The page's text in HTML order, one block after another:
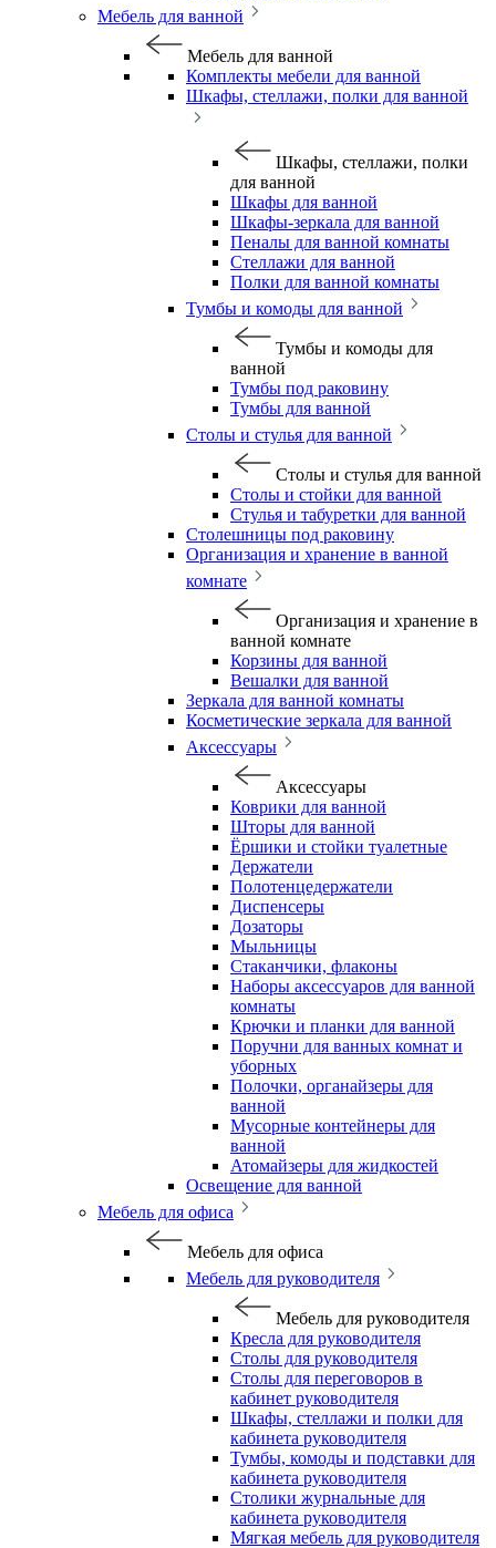
Мебель для ванной
Мебель для ванной
Комплекты мебели для ванной
Шкафы, стеллажи, полки для ванной
Шкафы, стеллажи, полки
для ванной
Шкафы для ванной
Шкафы-зеркала для ванной
Пеналы для ванной комнаты
Стеллажи для ванной
Полки для ванной комнаты
Тумбы и комоды для ванной
Тумбы и комоды для
ванной
Тумбы под раковину
Тумбы для ванной
Столы и стулья для ванной
Столы и стулья для ванной
Столы и стойки для ванной
Стулья и табуретки для ванной
Столешницы под раковину
Организация и хранение в ванной
комнате
Организация и хранение в
ванной комнате
Корзины для ванной
Вешалки для ванной
Зеркала для ванной комнаты
Косметические зеркала для ванной
Аксессуары
Аксессуары
Коврики для ванной
Шторы для ванной
Ёршики и стойки туалетные
Держатели
Полотенцедержатели
Диспенсеры
Дозаторы
Мыльницы
Стаканчики, флаконы
Наборы аксессуаров для ванной
комнаты
Крючки и планки для ванной
Поручни для ванных комнат и
уборных
Полочки, органайзеры для
ванной
Мусорные контейнеры для
ванной
Атомайзеры для жидкостей
Освещение для ванной
Мебель для офиса
Мебель для офиса
Мебель для руководителя
Мебель для руководителя
Кресла для руководителя
Столы для руководителя
Столы для переговоров в
кабинет руководителя
Шкафы, стеллажи и полки для
кабинета руководителя
Тумбы, комоды и подставки для
кабинета руководителя
Столики журнальные для
кабинета руководителя
Мягкая мебель для руководителя